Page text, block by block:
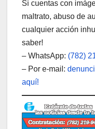
Si cuentas con
maltrato, abuso de
cualquier acción
saber!
– WhatsApp: (782)
– Por e-mail:
aquí!